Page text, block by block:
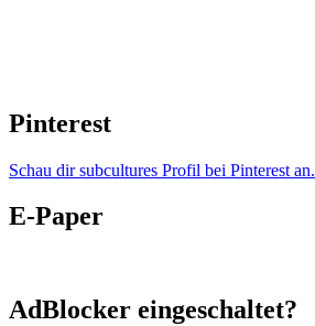
Pinterest
Schau dir subcultures Profil bei Pinterest an.
E-Paper
AdBlocker eingeschaltet?